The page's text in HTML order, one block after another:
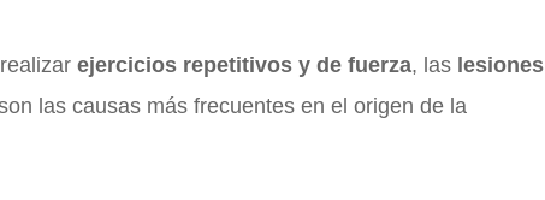
ejercicios repetitivos y de fuerza, las lesiones
las causas más frecuentes en el origen de la